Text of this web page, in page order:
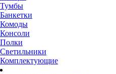
Тумбы
Банкетки
Комоды
Консоли
Полки
Светильники
Комплектующие